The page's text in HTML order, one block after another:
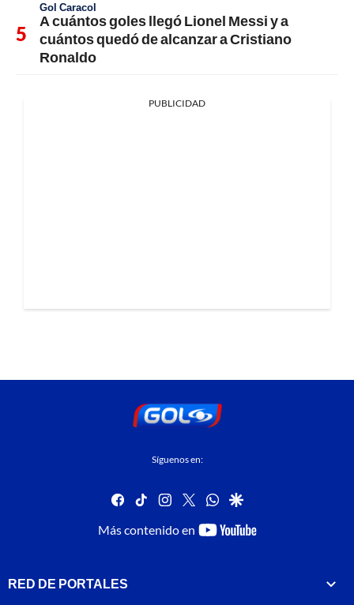
Gol Caracol
A cuántos goles llegó Lionel Messi y a
cuántos quedó de alcanzar a Cristiano
Ronaldo
PUBLICIDAD
Síguenos en:
facebook
tiktok instagram
twitterwhatsapp
google
Más contenido en
youtube-
RED DE PORTALES